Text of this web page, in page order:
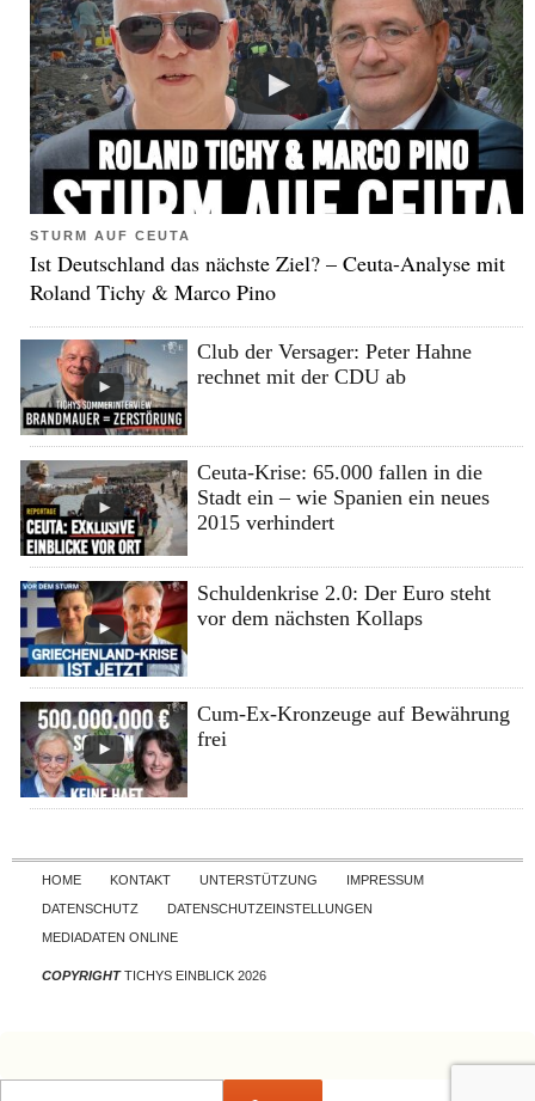
STURM AUF CEUTA
Ist Deutschland das nächste Ziel? – Ceuta-Analyse mit
Roland Tichy & Marco Pino
Club der Versager: Peter Hahne
rechnet mit der CDU ab
Ceuta-Krise: 65.000 fallen in die
Stadt ein – wie Spanien ein neues
2015 verhindert
Schuldenkrise 2.0: Der Euro steht
vor dem nächsten Kollaps
Cum-Ex-Kronzeuge auf Bewährung
frei
Skip to content
HOME KONTAKT UNTERSTÜTZUNG
IMPRESSUM
DATENSCHUTZ
DATENSCHUTZEINSTELLUNGEN
MEDIADATEN ONLINE
COPYRIGHTTICHYS EINBLICK 2026